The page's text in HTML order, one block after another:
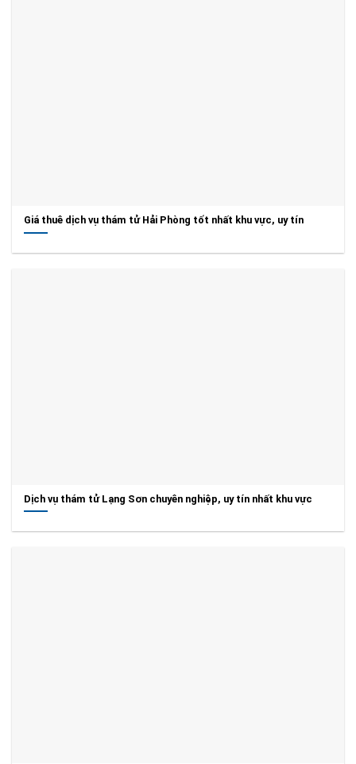
Giá thuê dịch vụ thám tử Hải Phòng tốt nhất khu vực, uy tín
Dịch vụ thám tử Lạng Sơn chuyên nghiệp, uy tín nhất khu vực